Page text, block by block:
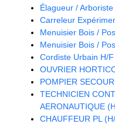
Élagueur /
Carreleur
Menuisier Bois /
Menuisier Bois /
Cordiste Urbain H/F
OUVRIER
POMPIER
TECHNICIEN
AERONAUTIQUE
CHAUFFEUR PL